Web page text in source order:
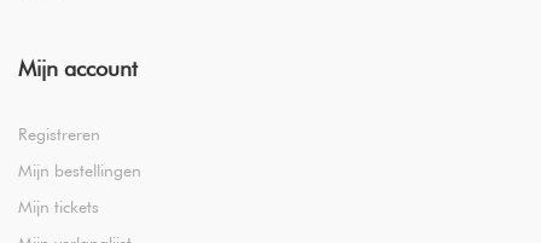
Mijn account
Registreren
Mijn bestellingen
Mijn tickets